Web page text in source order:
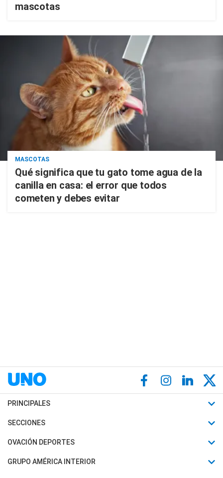
mascotas
MASCOTAS
Qué significa que tu gato tome agua de la
canilla en casa: el error que todos
cometen y debes evitar
PRINCIPALES
Últimas Noticias
Política
SECCIONES
Horóscopo
Motores
OVACIÓN DEPORTES
Fútbol
GRUPO AMÉRICA INTERIOR